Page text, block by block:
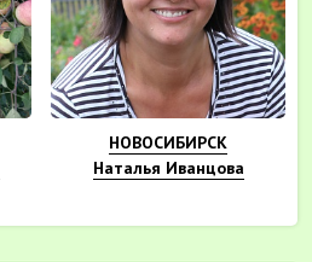
НОВОСИБИРСК
Наталья Иванцова